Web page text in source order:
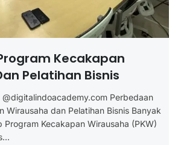
Kecakapan
Pelatihan Bisnis
Perbedaan
Wirausaha dan Pelatihan Bisnis Banyak
Kecakapan Wirausaha (PKW)